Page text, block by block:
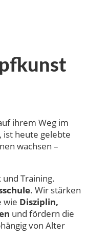
ihrem Weg im
ist heute gelebte
wachsen –
und Training.
. Wir stärken
wie Disziplin,
und fördern die
von Alter